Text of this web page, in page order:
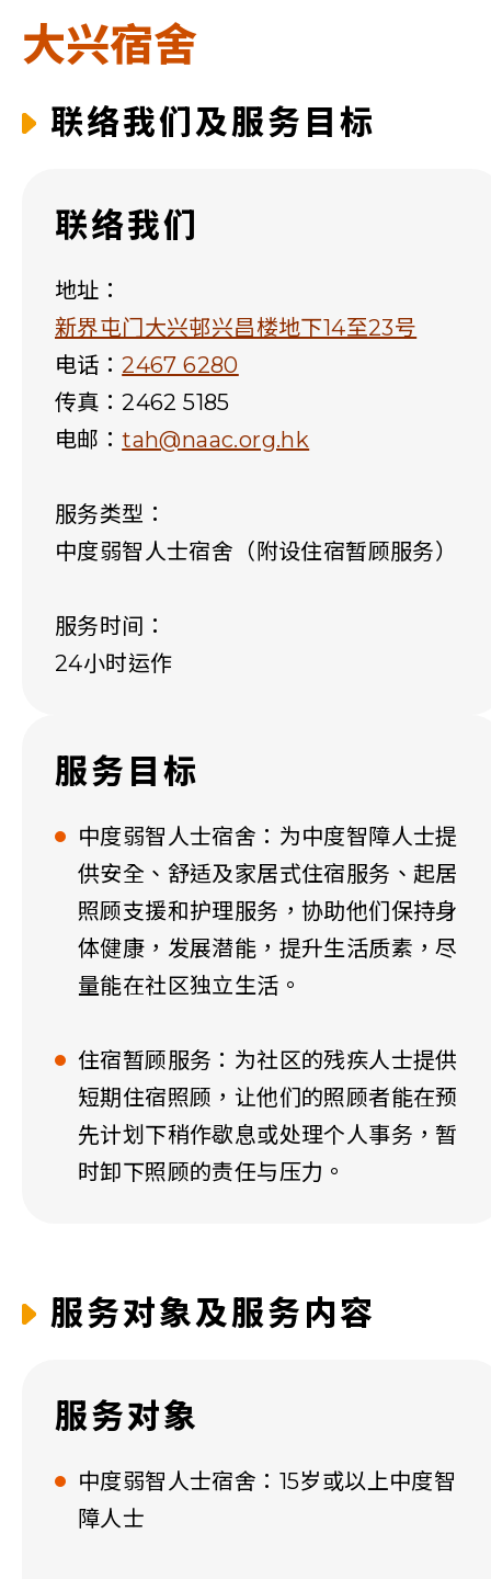
大兴宿舍
联络我们及服务目标
联络我们
地址：
新界屯门大兴邨兴昌楼地下14至23号
电话： 2467 6280
传真：2462 5185
电邮：tah@naac.org.hk
服务类型：
中度弱智人士宿舍（附设住宿暂顾服务）
服务时间：
24小时运作
服务目标
中度弱智人士宿舍：为中度智障人士提
供安全、舒适及家居式住宿服务、起居
照顾支援和护理服务，协助他们保持身
体健康，发展潜能，提升生活质素，尽
量能在社区独立生活。
住宿暂顾服务：为社区的残疾人士提供
短期住宿照顾，让他们的照顾者能在预
先计划下稍作歇息或处理个人事务，暂
时卸下照顾的责任与压力。
服务对象及服务内容
服务对象 ​
中度弱智人士宿舍：15岁或以上中度智
障人士